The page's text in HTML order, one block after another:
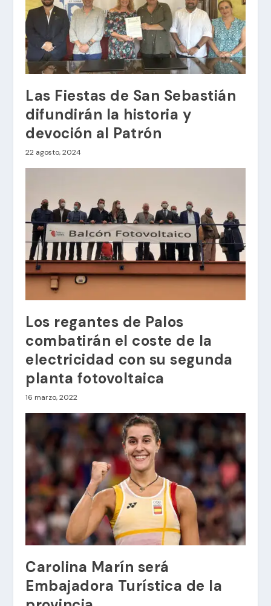
Las Fiestas de San Sebastián
difundirán la historia y
devoción al Patrón
22 agosto, 2024
Los regantes de Palos
combatirán el coste de la
electricidad con su segunda
planta fotovoltaica
16 marzo, 2022
Carolina Marín será
Embajadora Turística de la